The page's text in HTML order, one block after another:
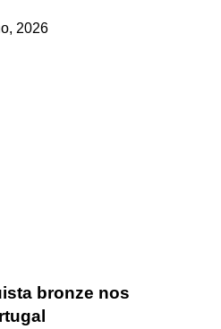
2026
bronze nos